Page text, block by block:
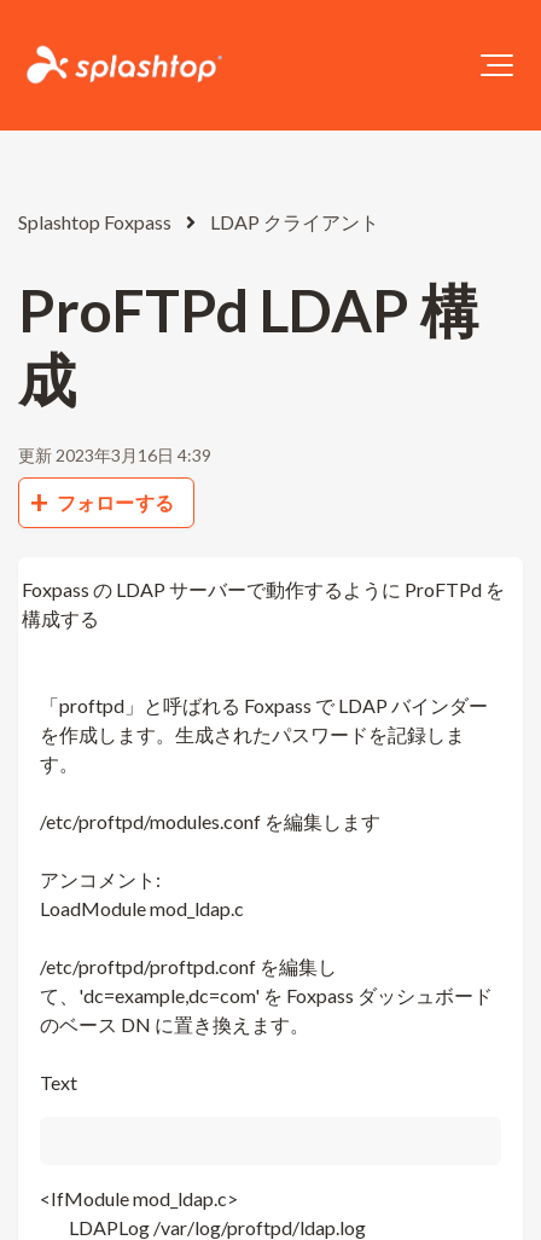
Splashtop Foxpass LDAP クライアント
ProFTPd LDAP 構
成
更新 2023年3月16日 4:39
フォローする 0人がフォロー中
Foxpass の LDAP サーバーで動作するように ProFTPd を
構成する
「proftpd」と呼ばれる Foxpass で LDAP バインダー
を作成します。生成されたパスワードを記録しま
す。
/etc/proftpd/modules.conf を編集します
アンコメント:
LoadModule mod_ldap.c
/etc/proftpd/proftpd.conf を編集し
て、'dc=example,dc=com' を Foxpass ダッシュボード
のベース DN に置き換えます。
Text
<IfModule mod_ldap.c>
LDAPLog /var/log/proftpd/ldap.log